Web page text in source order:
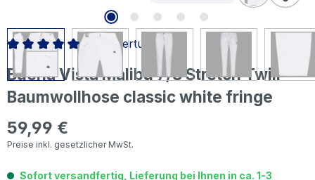
Buena Vista Malibu 7/8 Stretch Twill
Baumwollhose classic white fringe
Regulärer Preis:
59,99 €
Preise inkl. gesetzlicher MwSt.
Durchschnittliche Bewertung von 5 von 5 Sternen
1 Bewertung
Sofort versandfertig, Lieferung bei Ihnen in ca. 1-3